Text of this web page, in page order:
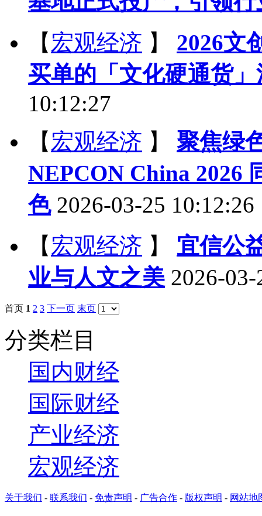
【 宏观经济 】 2026文
买单的「文化硬通货
10:12:27
【 宏观经济 】 聚焦绿
NEPCON China 2026
色 2026-03-25 10:12:26
【 宏观经济 】 宜信公
业与人文之美 2026-
首页 1 2 3 下一页 末页
分类栏目
国内财经
国际财经
产业经济
宏观经济
关于我们 - 联系我们 - 免责声明 - 广告合作 - 版权声明 - 网站地